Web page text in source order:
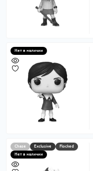
Нет в наличии
Chase Exclusive
Flocked
Нет в наличии